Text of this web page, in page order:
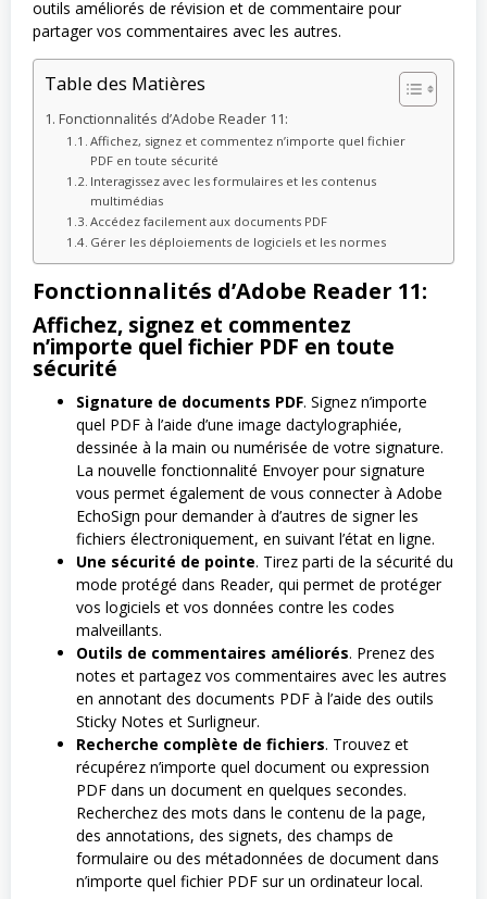
outils améliorés de révision et de commentaire pour
partager vos commentaires avec les autres.
Table des Matières
Fonctionnalités d’Adobe Reader 11:
Affichez, signez et commentez n’importe quel fichier
PDF en toute sécurité
Interagissez avec les formulaires et les contenus
multimédias
Accédez facilement aux documents PDF
Gérer les déploiements de logiciels et les normes
Fonctionnalités d’Adobe Reader 11:
Affichez, signez et commentez
n’importe quel fichier PDF en toute
sécurité
Signature de documents PDF. Signez n’importe
quel PDF à l’aide d’une image dactylographiée,
dessinée à la main ou numérisée de votre signature.
La nouvelle fonctionnalité Envoyer pour signature
vous permet également de vous connecter à Adobe
EchoSign pour demander à d’autres de signer les
fichiers électroniquement, en suivant l’état en ligne.
Une sécurité de pointe. Tirez parti de la sécurité du
mode protégé dans Reader, qui permet de protéger
vos logiciels et vos données contre les codes
malveillants.
Outils de commentaires améliorés. Prenez des
notes et partagez vos commentaires avec les autres
en annotant des documents PDF à l’aide des outils
Sticky Notes et Surligneur.
Recherche complète de fichiers. Trouvez et
récupérez n’importe quel document ou expression
PDF dans un document en quelques secondes.
Recherchez des mots dans le contenu de la page,
des annotations, des signets, des champs de
formulaire ou des métadonnées de document dans
n’importe quel fichier PDF sur un ordinateur local.